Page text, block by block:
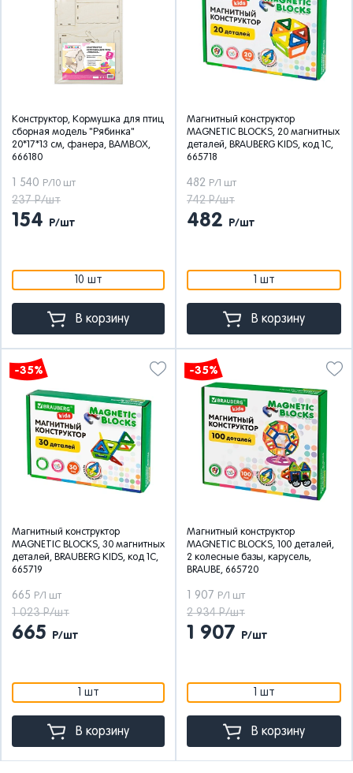
Конструктор, Кормушка для птиц
сборная модель "Рябинка"
20*17*13 см, фанера, BAMBOX,
666180
1 540 Р/10 шт
237 Р/шт
154 Р/шт
10 шт
В корзину
Магнитный конструктор
MAGNETIC BLOCKS, 20 магнитных
деталей, BRAUBERG KIDS, код 1С,
665718
482 Р/1 шт
742 Р/шт
482 Р/шт
1 шт
В корзину
-35%
Магнитный конструктор
MAGNETIC BLOCKS, 30 магнитных
деталей, BRAUBERG KIDS, код 1С,
665719
665 Р/1 шт
1 023 Р/шт
665 Р/шт
1 шт
В корзину
-35%
Магнитный конструктор
MAGNETIC BLOCKS, 100 деталей,
2 колесные базы, карусель,
BRAUBE, 665720
1 907 Р/1 шт
2 934 Р/шт
1 907 Р/шт
1 шт
В корзину